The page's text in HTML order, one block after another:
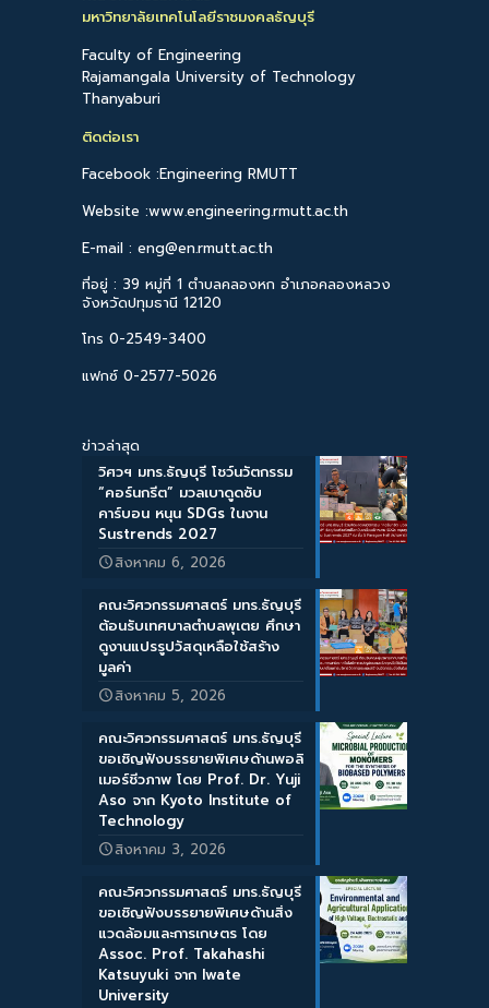
มหาวิทยาลัยเทคโนโลยีราชมงคลธัญบุรี
Faculty of Engineering
Rajamangala University of Technology
Thanyaburi
ติดต่อเรา
Facebook :Engineering RMUTT
Website :www.engineering.rmutt.ac.th
E-mail : eng@en.rmutt.ac.th
ที่อยู่ : 39 หมู่ที่ 1 ตำบลคลองหก อำเภอคลองหลวง
จังหวัดปทุมธานี 12120
โทร 0-2549-3400
แฟกซ์ 0-2577-5026
ข่าวล่าสุด
วิศวฯ มทร.ธัญบุรี โชว์นวัตกรรม
“คอร์นกรีต” มวลเบาดูดซับ
คาร์บอน หนุน SDGs ในงาน
Sustrends 2027
สิงหาคม 6, 2026
คณะวิศวกรรมศาสตร์ มทร.ธัญบุรี
ต้อนรับเทศบาลตำบลพุเตย ศึกษา
ดูงานแปรรูปวัสดุเหลือใช้สร้าง
มูลค่า
สิงหาคม 5, 2026
คณะวิศวกรรมศาสตร์ มทร.ธัญบุรี
ขอเชิญฟังบรรยายพิเศษด้านพอลิ
เมอร์ชีวภาพ โดย Prof. Dr. Yuji
Aso จาก Kyoto Institute of
Technology
สิงหาคม 3, 2026
คณะวิศวกรรมศาสตร์ มทร.ธัญบุรี
ขอเชิญฟังบรรยายพิเศษด้านสิ่ง
แวดล้อมและการเกษตร โดย
Assoc. Prof. Takahashi
Katsuyuki จาก Iwate
University